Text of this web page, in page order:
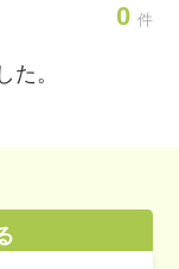
0 件
た。